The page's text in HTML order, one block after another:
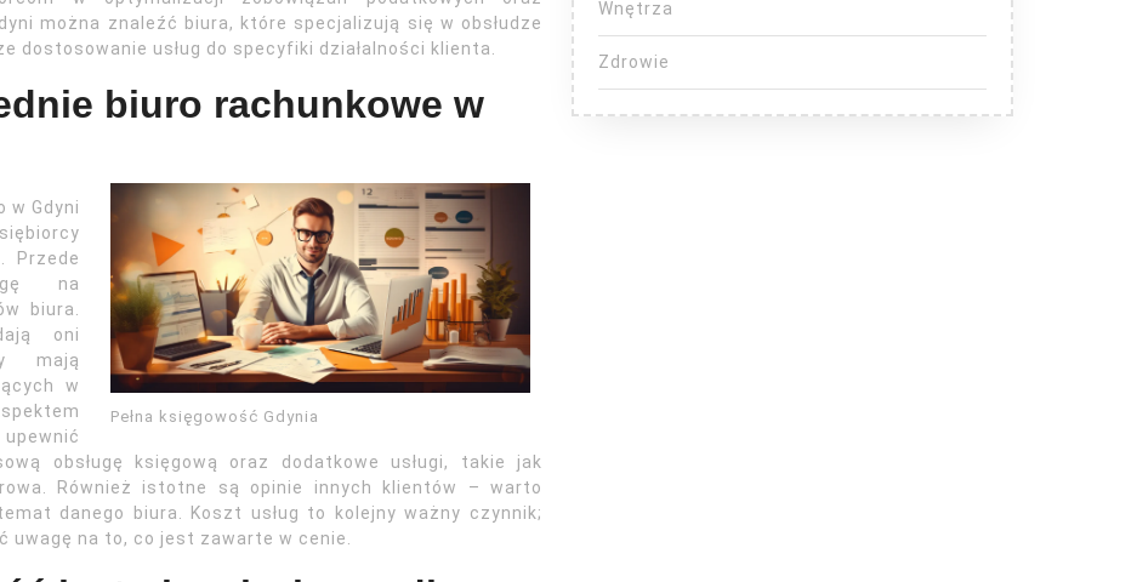
można znaleźć biura, które specjalizują się w obsłudze
dostosowanie usług do specyfiki działalności klienta.
biuro rachunkowe w
Pełna księgowość Gdynia
w Gdyni
Przede
na
biura.
oni
mają
w
obsługę księgową oraz dodatkowe usługi, takie jak
Również istotne są opinie innych klientów – warto
danego biura. Koszt usług to kolejny ważny czynnik;
na to, co jest zawarte w cenie.
Wnętrza
Zdrowie